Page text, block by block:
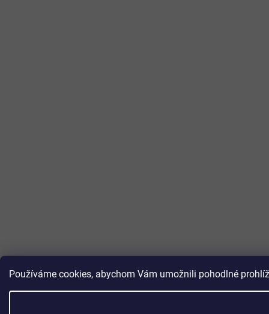
Používáme cookies, abychom Vám umožnili pohodlné